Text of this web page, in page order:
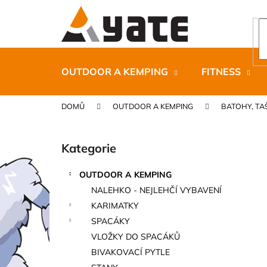
OUTDOOR A KEMPING FITNESS
DOMŮ OUTDOOR A KEMPING BATOHY,
r
a
n
Přeskočit
kategorie
Kategorie
OUTDOOR A KEMPING
NALEHKO - NEJLEHČÍ VYBAVENÍ
KARIMATKY
SPACÁKY
VLOŽKY DO SPACÁKŮ
BIVAKOVACÍ PYTLE
í
do
do
CARNOSPORT GEL 100 ML
899 Kč